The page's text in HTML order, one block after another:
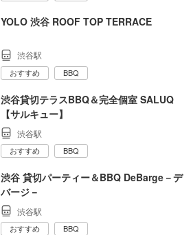
YOLO 渋谷 ROOF TOP TERRACE
渋谷駅
おすすめ BBQ
渋谷貸切テラスBBQ＆完全個室 SALUQ
【サルキュー】
渋谷駅
おすすめ BBQ
渋谷 貸切パーティー＆BBQ DeBarge－デ
バージ－
渋谷駅
おすすめ BBQ